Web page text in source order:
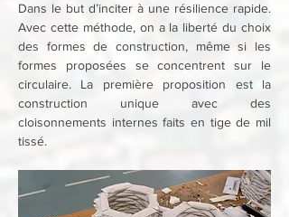
Dans le but d’inciter à une résilience rapide.
Avec cette méthode, on a la liberté du choix
des formes de construction, même si les
formes proposées se concentrent sur le
circulaire. La première proposition est la
construction unique avec des
cloisonnements internes faits en tige de mil
tissé.